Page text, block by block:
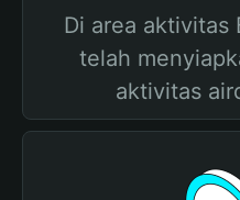
Di area aktivitas
telah
aktivitas